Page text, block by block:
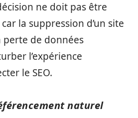
ne doit pas être
la suppression d’un site
de données
l’expérience
le SEO.
naturel